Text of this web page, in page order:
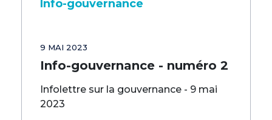
Info-gouvernance
9 MAI 2023
Info-gouvernance - numéro 2
Infolettre sur la gouvernance - 9 mai
2023